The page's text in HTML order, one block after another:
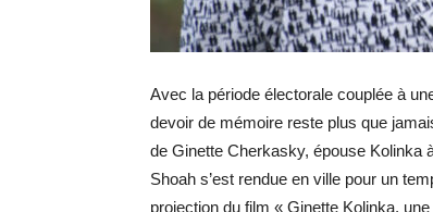
Avec la période électorale couplée à
devoir de mémoire reste plus que
de Ginette Cherkasky, épouse Kolinka
Shoah s’est rendue en ville pour un
projection du film « Ginette Kolinka,